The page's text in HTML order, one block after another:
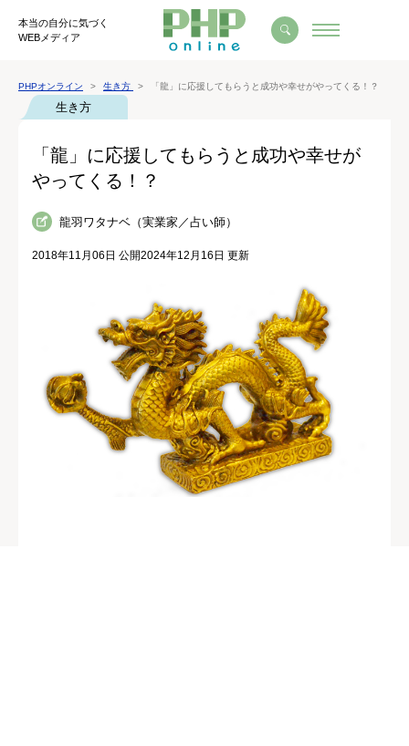
本当の自分に気づく
WEBメディア
PHPオンライン 生き方 「龍」に応援してもらうと成功や幸せがやってくる！？
生き方
「龍」に応援してもらうと成功や幸せが
やってくる！？
龍羽ワタナベ（実業家／占い師）
2018年11月06日 公開2024年12月16日 更新